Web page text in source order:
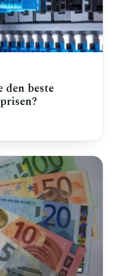
beste